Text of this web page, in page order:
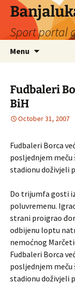
Sport portal
Menu
Fudbaleri
BiH
October 31, 2007
Fudbaleri Borca
posljednjem meču
stadionu doživjeli
Do trijumfa gosti
poluvremenu.
strani proigrao
odbijenu loptu
nemoćnog
Fudbaleri Borca
posljednjem meču
stadionu doživjeli